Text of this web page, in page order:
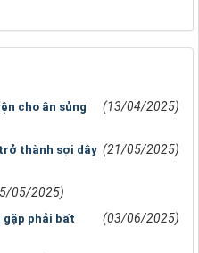
cho ân sủng
(13/04/2025)
thành sợi dây (21/05/2025)
05/2025)
gặp phải bất
(03/06/2025)